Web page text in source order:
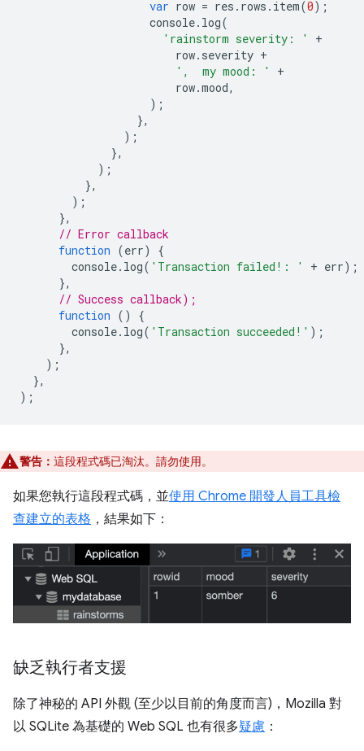
var row = res . rows . item(0);
console. log(
'rainstorm severity: '
+
row. severity +
',  my mood: '
+
row.mood,
);
},
);
},
);
},
);
},
// Error callback
function (err)
{
console. log( 'Transaction failed!: ' + err);
},
// Success callback);
function ()
{
console. log( 'Transaction succeeded!' );
},
);
},
);
警告： 這段程式碼已淘汰。請勿使用。
如果您執行這段程式碼，並使用 Chrome 開發人員工具檢
查建立的表格 ，結果如下：
缺乏執行者支援
除了神秘的 API 外觀 (至少以目前的角度而言)，Mozilla 對
以 SQLite 為基礎的 Web SQL 也有很多疑慮 ：